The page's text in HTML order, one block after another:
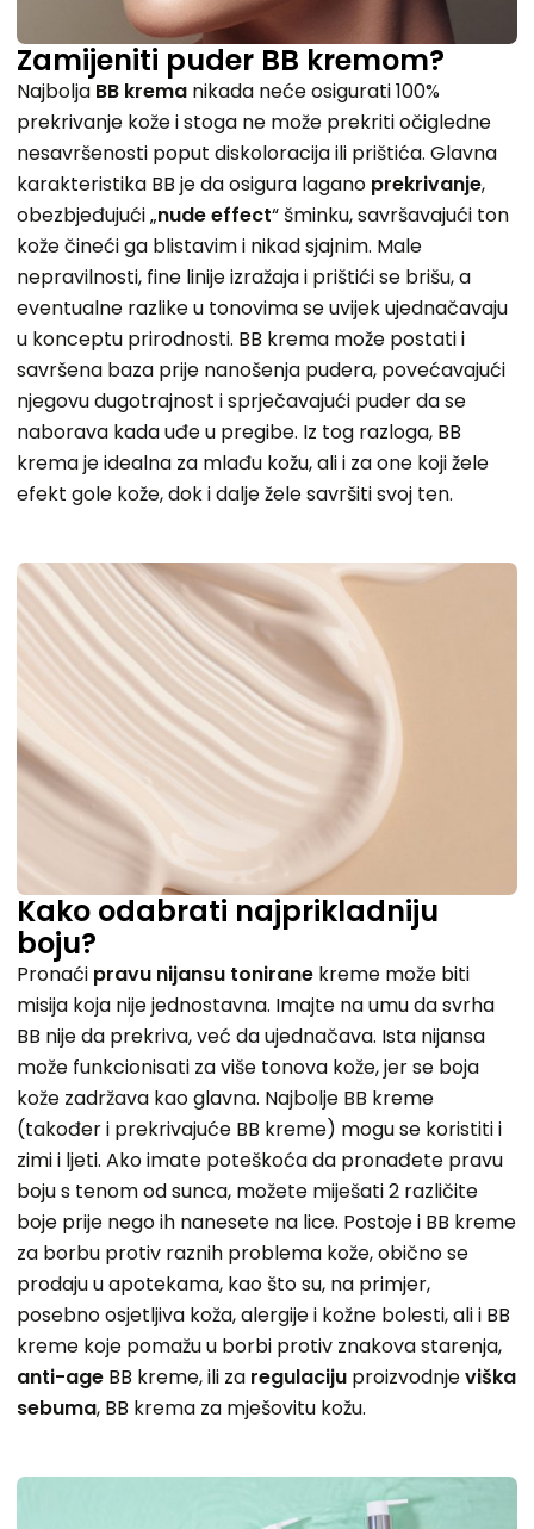
Zamijeniti puder BB kremom?
Najbolja BB krema nikada neće osigurati 100%
prekrivanje kože i stoga ne može prekriti očigledne
nesavršenosti poput diskoloracija ili prištića. Glavna
karakteristika BB je da osigura lagano prekrivanje,
obezbjeđujući „nude effect“ šminku, savršavajući ton
kože čineći ga blistavim i nikad sjajnim. Male
nepravilnosti, fine linije izražaja i prištići se brišu, a
eventualne razlike u tonovima se uvijek ujednačavaju
u konceptu prirodnosti. BB krema može postati i
savršena baza prije nanošenja pudera, povećavajući
njegovu dugotrajnost i sprječavajući puder da se
naborava kada uđe u pregibe. Iz tog razloga, BB
krema je idealna za mlađu kožu, ali i za one koji žele
efekt gole kože, dok i dalje žele savršiti svoj ten.
Kako odabrati najprikladniju
boju?
Pronaći pravu nijansu tonirane kreme može biti
misija koja nije jednostavna. Imajte na umu da svrha
BB nije da prekriva, već da ujednačava. Ista nijansa
može funkcionisati za više tonova kože, jer se boja
kože zadržava kao glavna. Najbolje BB kreme
(također i prekrivajuće BB kreme) mogu se koristiti i
zimi i ljeti. Ako imate poteškoća da pronađete pravu
boju s tenom od sunca, možete miješati 2 različite
boje prije nego ih nanesete na lice. Postoje i BB kreme
za borbu protiv raznih problema kože, obično se
prodaju u apotekama, kao što su, na primjer,
posebno osjetljiva koža, alergije i kožne bolesti, ali i BB
kreme koje pomažu u borbi protiv znakova starenja,
anti-age BB kreme, ili za regulaciju proizvodnjeviška
sebuma, BB krema za mješovitu kožu.